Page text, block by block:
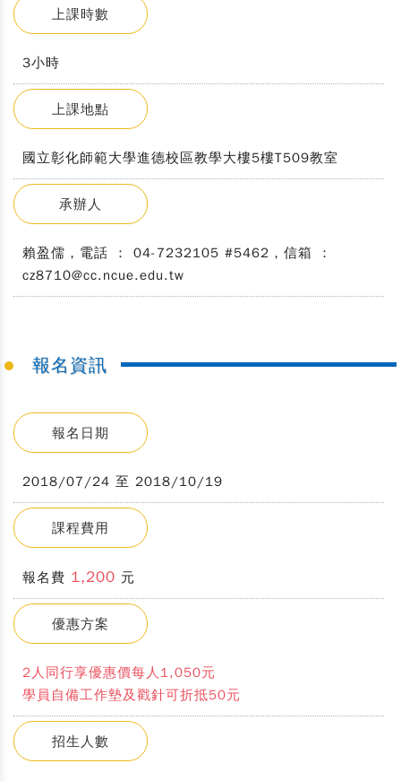
上課時數
3小時
上課地點
國立彰化師範大學進德校區教學大樓5樓T509教室
承辦人
賴盈儒，電話 ： 04-7232105 #5462，信箱 ：
cz8710@cc.ncue.edu.tw
報名資訊
報名日期
2018/07/24 至 2018/10/19
課程費用
報名費 1,200 元
優惠方案
2人同行享優惠價每人1,050元
學員自備工作墊及戳針可折抵50元
招生人數